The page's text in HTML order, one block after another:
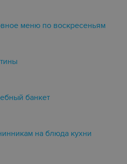
меню по воскресеньям
банкет
на блюда кухни